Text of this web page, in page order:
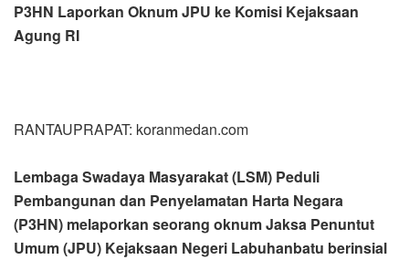
P3HN Laporkan Oknum JPU ke Komisi Kejaksaan
Agung RI
RANTAUPRAPAT: koranmedan.com
Lembaga Swadaya Masyarakat (LSM) Peduli
Pembangunan dan Penyelamatan Harta Negara
(P3HN) melaporkan seorang oknum Jaksa Penuntut
Umum (JPU) Kejaksaan Negeri Labuhanbatu berinsial